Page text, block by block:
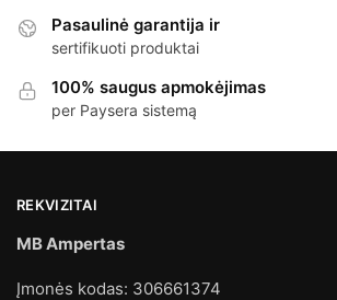
Pasaulinė garantija ir
sertifikuoti produktai
100% saugus apmokėjimas
per Paysera sistemą
REKVIZITAI
MB Ampertas
Įmonės kodas: 306661374